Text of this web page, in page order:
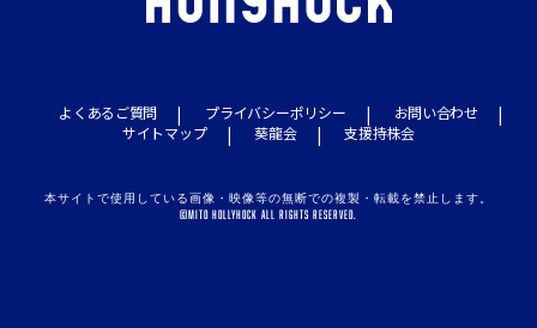
よくあるご質問 プライバシーポリシー
お問い合わせ
サイトマップ
葵龍会 支援持株会
本サイトで使用している画像・映像等の無断での複製・転載を禁止します。
©MITO HOLLYHOCK ALL RIGHTS RESERVED.